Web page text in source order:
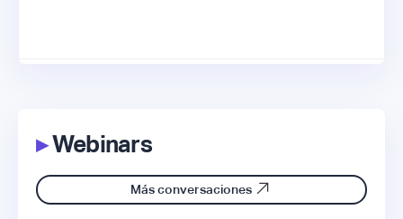
▸Webinars
Más conversaciones